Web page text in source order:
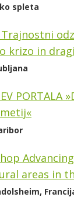
spleta
Trajnostni
krizo in
PORTALA
areas in